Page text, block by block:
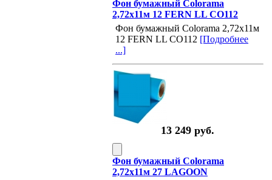
Фон бумажный Colorama
2,72х11м 12 FERN LL CO112
Фон бумажный Colorama 2,72х11м
12 FERN LL CO112 [Подробнее
...]
13 249 руб.
Фон бумажный Colorama
2,72х11м 27 LAGOON